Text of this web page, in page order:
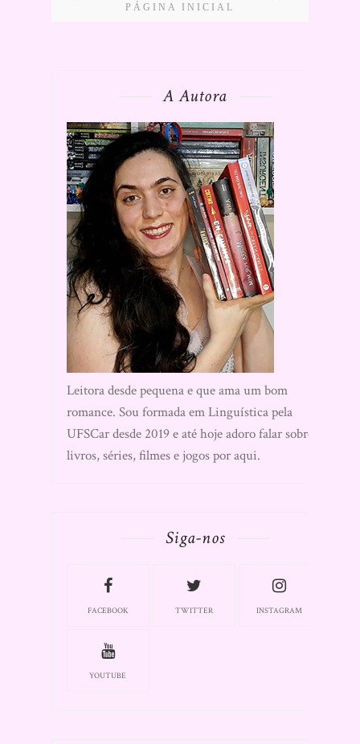
PÁGINA INICIAL
A Autora
Leitora desde pequena e que ama um bom
romance. Sou formada em Linguística pela
UFSCar desde 2019 e até hoje adoro falar sobre
livros, séries, filmes e jogos por aqui.
Siga-nos
FACEBOOK TWITTER INSTAGRAM
YOUTUBE